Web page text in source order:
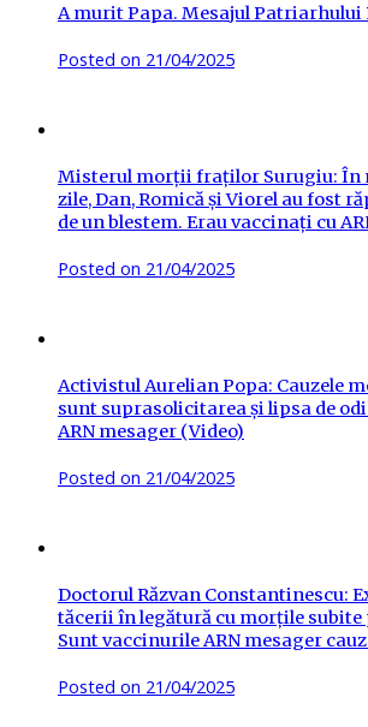
A murit Papa. Mesajul Patriarhului
Posted on 21/04/2025
Misterul morții fraților Surugiu: În
zile, Dan, Romică și Viorel au fost
de un blestem. Erau vaccinați cu
Posted on 21/04/2025
Activistul Aurelian Popa: Cauzele
sunt suprasolicitarea și lipsa de
ARN mesager (Video)
Posted on 21/04/2025
Doctorul Răzvan Constantinescu:
tăcerii în legătură cu morțile
Sunt vaccinurile ARN mesager
Posted on 21/04/2025